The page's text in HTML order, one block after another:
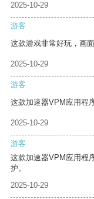
2025-10-29
游客
这款游戏非常好玩，画
2025-10-29
游客
这款加速器VPM应用程
2025-10-29
游客
这款加速器VPM应用程
护。
2025-10-29